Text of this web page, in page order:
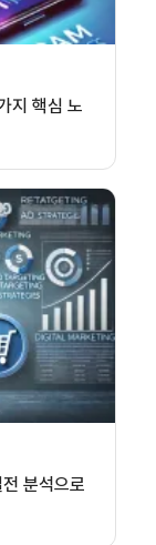
지 핵심 노
분석으로